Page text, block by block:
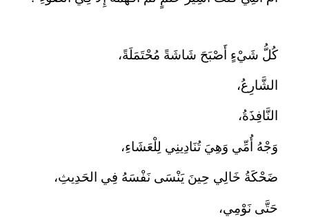
كُلُّ شَيْءٍ أَصْبَحَ شَاشَةً مُحْتَمَلَةً،
الشَّارِعُ،
النَّافِذَةُ،
وَجْهُ أُمِّي وَهِيَ تُنَادِينِي لِلْعَشَاءِ،
ضَحْكَةُ خَالِي حِينَ يَنْسَى نَفْسَهُ فِي الحَدِيثِ،
حَتَّى نَوْمِي،